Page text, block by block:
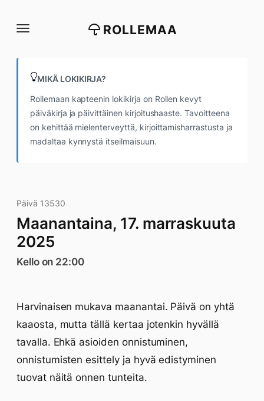
suoraan
ROLLEMAA
MIKÄ LOKIKIRJA?
Rollemaan kapteenin lokikirja on Rollen kevyt
päiväkirja ja päivittäinen kirjoitushaaste. Tavoitteena
on kehittää mielenterveyttä, kirjoittamisharrastusta ja
madaltaa kynnystä itseilmaisuun.
Päivä 13530
Maanantaina, 17. marraskuuta
2025
Kello on 22:00
Harvinaisen mukava maanantai. Päivä on yhtä
kaaosta, mutta tällä kertaa jotenkin hyvällä
tavalla. Ehkä asioiden onnistuminen,
onnistumisten esittely ja hyvä edistyminen
tuovat näitä onnen tunteita.